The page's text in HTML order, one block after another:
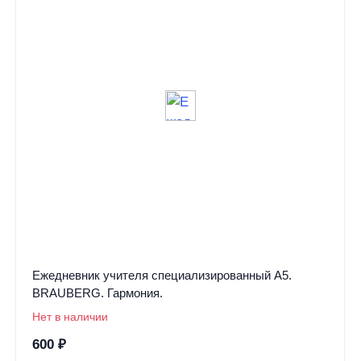
Ежедневник учителя специализированный А5.
BRAUBERG. Гармония.
Нет в наличии
600 ₽